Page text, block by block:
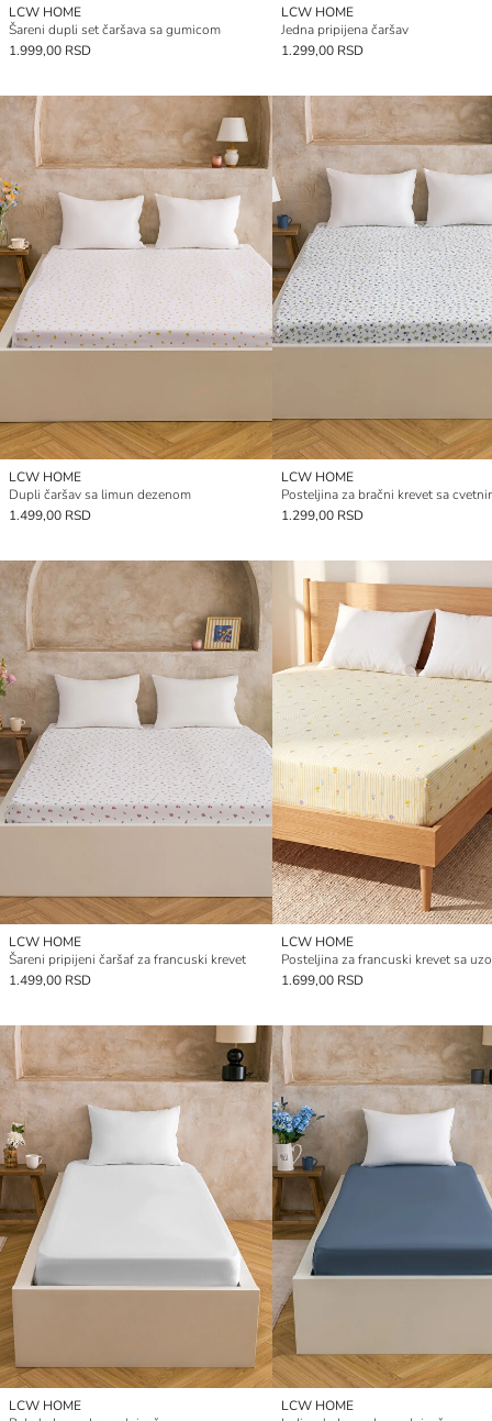
LCW HOME
Šareni dupli set čaršava sa gumicom
1.999,00 RSD
LCW HOME
Jedna pripijena čaršav
1.299,00 RSD
LCW HOME
Dupli čaršav sa limun dezenom
1.499,00 RSD
LCW HOME
1.299,00 RSD
LCW HOME
Šareni pripijeni čaršaf za francuski krevet
1.499,00 RSD
LCW HOME
Posteljina za francuski krevet sa
1.699,00 RSD
LCW HOME
LCW HOME